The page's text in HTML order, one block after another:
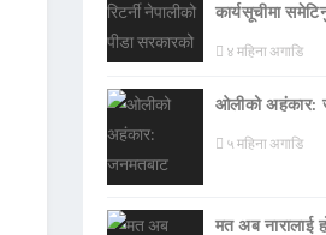
कार्यसूचीमा
४ महिना अगाडि
ओलीको अहंकार:
५ महिना अगाडि
मत अब नारालाई